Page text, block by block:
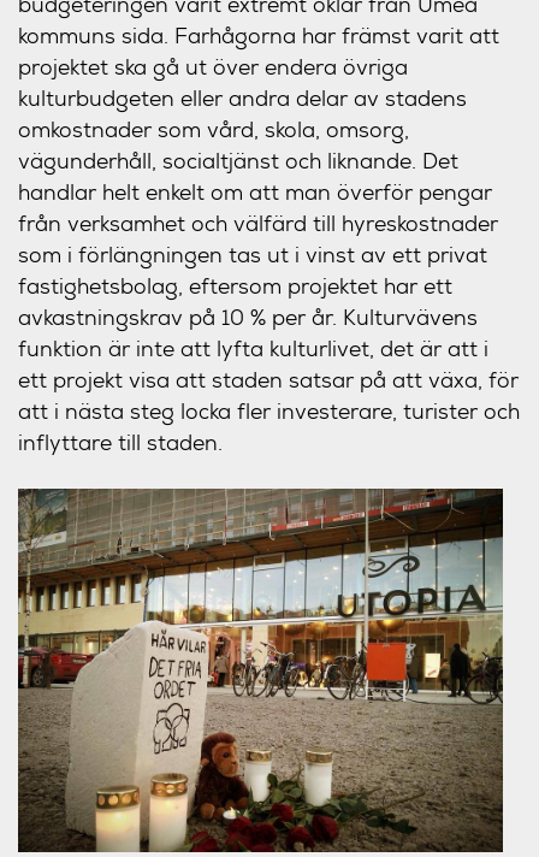
kommuns sida. Farhågorna har främst varit att
projektet ska gå ut över endera övriga
kulturbudgeten eller andra delar av stadens
omkostnader som vård, skola, omsorg,
vägunderhåll, socialtjänst och liknande. Det
handlar helt enkelt om att man överför pengar
från verksamhet och välfärd till hyreskostnader
som i förlängningen tas ut i vinst av ett privat
fastighetsbolag, eftersom projektet har ett
avkastningskrav på 10 % per år. Kulturvävens
funktion är inte att lyfta kulturlivet, det är att i
ett projekt visa att staden satsar på att växa, för
att i nästa steg locka fler investerare, turister och
inflyttare till staden.